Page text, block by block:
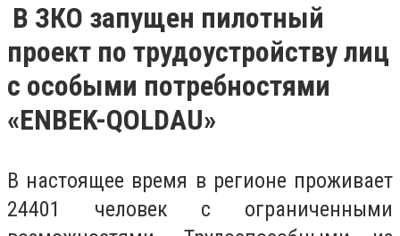
В ЗКО запущен пилотный
проект по трудоустройству лиц
с особыми потребностями
«ENBEK-QOLDAU»
В настоящее время в регионе проживает
24401 человек с ограниченными